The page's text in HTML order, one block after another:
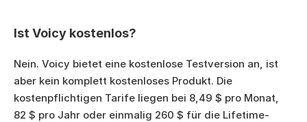
Ist Voicy kostenlos?
Nein. Voicy bietet eine kostenlose Testversion an, ist
aber kein komplett kostenloses Produkt. Die
kostenpflichtigen Tarife liegen bei 8,49 $ pro Monat,
82 $ pro Jahr oder einmalig 260 $ für die Lifetime-